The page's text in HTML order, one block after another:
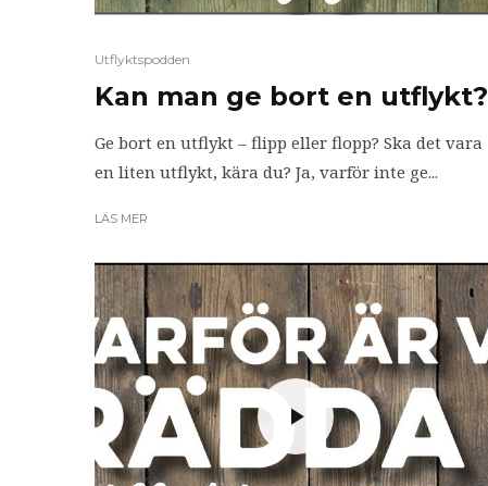
Utflyktspodden
Kan man ge bort en utflykt?
Ge bort en utflykt – flipp eller flopp? Ska det vara
en liten utflykt, kära du? Ja, varför inte ge...
LÄS MER